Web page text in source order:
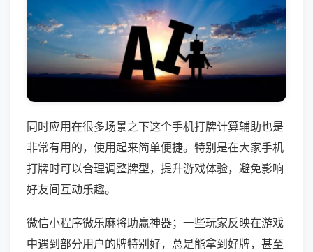
同时应用在很多场景之下这个手机打牌计算辅助也是
非常有用的，使用起来简单便捷。特别是在大家手机
打牌时可以合理调整牌型，提升游戏体验，避免影响
好友间互动乐趣。
微信小程序微乐麻将助赢神器；一些玩家反映在游戏
中遇到部分用户的牌特别好，总是能拿到好牌，甚至